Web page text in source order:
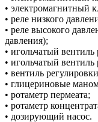
• электромагнитный
• реле низкого
• реле высокого
давления);
• игольчатый вентиль
• игольчатый вентиль
• вентиль
• глицериновые
• ротаметр пермеата;
• ротаметр
• дозирующий насос.